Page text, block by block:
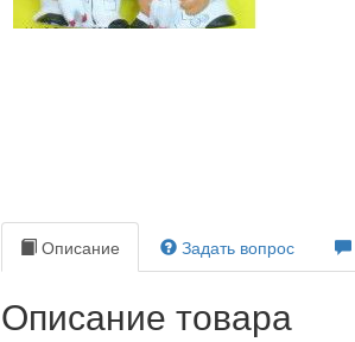
Описание Задать вопрос
Описание товара